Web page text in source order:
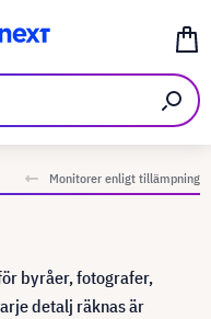
Monitorer enligt tillämpning
byråer, fotografer,
detalj räknas är